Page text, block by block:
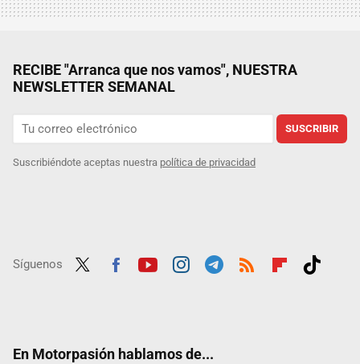
RECIBE "Arranca que nos vamos", NUESTRA
NEWSLETTER SEMANAL
SUSCRIBIR
Suscribiéndote aceptas nuestra política de privacidad
Síguenos
En Motorpasión hablamos de...